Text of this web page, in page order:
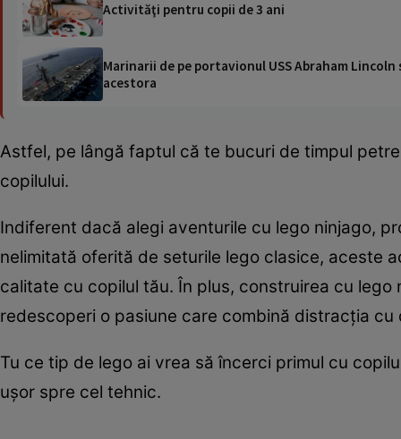
Activităţi pentru copii de 3 ani
Marinarii de pe portavionul USS Abraham
acestora
Astfel, pe lângă faptul că te bucuri de timpul
copilului.
Indiferent dacă alegi aventurile cu lego ninjago,
nelimitată oferită de seturile lego clasice, aceste
calitate cu copilul tău. În plus, construirea cu
redescoperi o pasiune care combină distracția
Tu ce tip de lego ai vrea să încerci primul cu
ușor spre cel tehnic.